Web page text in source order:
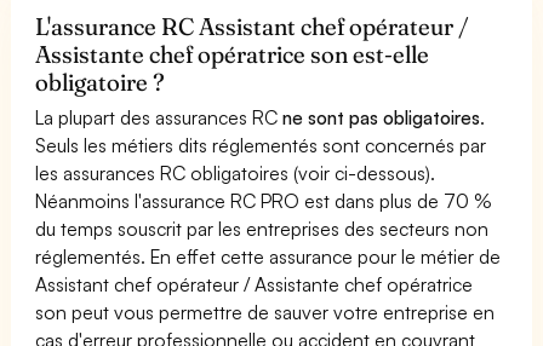
L'assurance RC Assistant chef opérateur /
Assistante chef opératrice son est-elle
obligatoire ?
La plupart des assurances RCne sont pas obligatoires.
Seuls les métiers dits réglementés sont concernés par
les assurances RC obligatoires (voir ci-dessous).
Néanmoins l'assurance RC PRO est dans plus de 70 %
du temps souscrit par les entreprises des secteurs non
réglementés. En effet cette assurance pour le métier de
Assistant chef opérateur / Assistante chef opératrice
son peut vous permettre de sauver votre entreprise en
cas d'erreur professionnelle ou accident en couvrant